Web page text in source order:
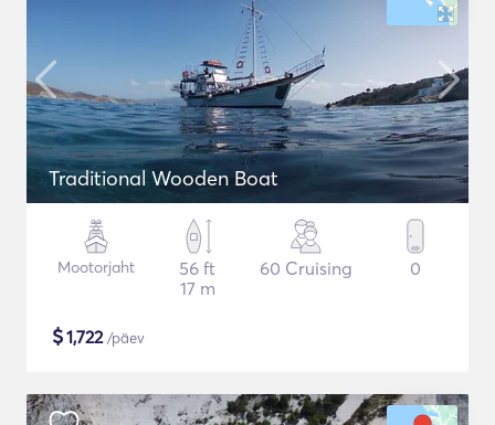
Traditional Wooden Boat
Mootorjaht
56 ft
17 m
60 Cruising 0
$1,722/päev